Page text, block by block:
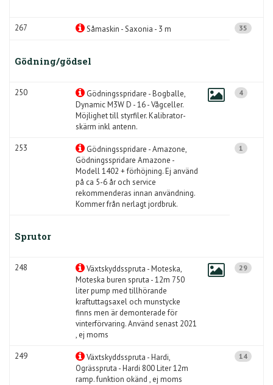
267 Såmaskin - Saxonia - 3 m 35
Gödning/gödsel
250
Gödningsspridare - Bogballe,
Dynamic M3W D - 16 - Vågceller.
Möjlighet till styrfiler. Kalibrator-
skärm inkl antenn.
4
253
Gödningsspridare - Amazone,
Gödningsspridare Amazone -
Modell 1402 + förhöjning. Ej använd
på ca 5-6 år och service
rekommenderas innan användning.
Kommer från nerlagt jordbruk.
1
Sprutor
248
Växtskyddsspruta - Moteska,
Moteska buren spruta - 12m 750
liter pump med tillhörande
kraftuttagsaxel och munstycke
finns men är demonterade för
vinterförvaring. Använd senast 2021
, ej moms
29
249
Växtskyddsspruta - Hardi,
Ogrässpruta - Hardi 800 Liter 12m
ramp. funktion okänd , ej moms
14